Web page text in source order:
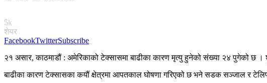
5k
शेयर
FacebookTwitterSubscribe
२१ असार, काठमाडौं : अमेरिकाको टेक्सासमा बाढीका कारण मृत्यु हुनेको संख्या २४ पुगेको छ
बाढीका कारण टेक्सासका कयौं क्षेत्रमा आपतकाल घोषणा गरिएको छ भने सडक सञ्जाल र